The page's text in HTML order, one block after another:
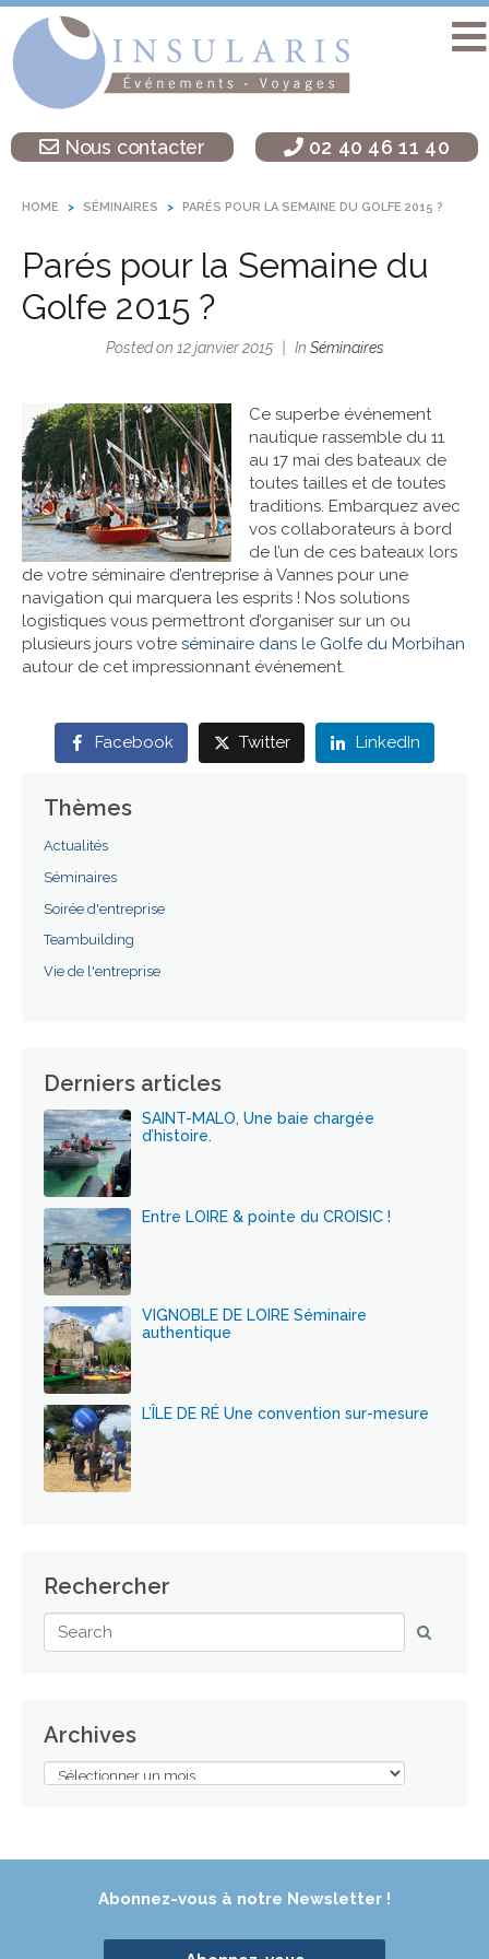
Accueil
Séminaire
sur une île
Activités
Soirées
Autres
L’agence
Insularis
Actualités
Références
Contact
Nous contacter 02 40 46 11 40
HOME SÉMINAIRES PARÉS POUR LA SEMAINE DU GOLFE 2015 ?
Parés pour la Semaine du
Golfe 2015 ?
Posted on 12 janvier 2015 In Séminaires
Ce superbe événement
nautique rassemble du 11
au 17 mai des bateaux de
toutes tailles et de toutes
traditions. Embarquez avec
vos collaborateurs à bord
de l’un de ces bateaux lors
de votre séminaire d’entreprise à Vannes pour une
navigation qui marquera les esprits ! Nos solutions
logistiques vous permettront d’organiser sur un ou
plusieurs jours votre séminaire dans le Golfe du Morbihan
autour de cet impressionnant événement.
Facebook Twitter LinkedIn
Thèmes
Actualités
Séminaires
Soirée d'entreprise
Teambuilding
Vie de l'entreprise
Derniers articles
SAINT-MALO, Une baie chargée
d’histoire.
Entre LOIRE & pointe du CROISIC !
VIGNOBLE DE LOIRE Séminaire
authentique
L’ÎLE DE RÉ Une convention sur-mesure
Rechercher
Archives
Abonnez-vous à notre Newsletter !